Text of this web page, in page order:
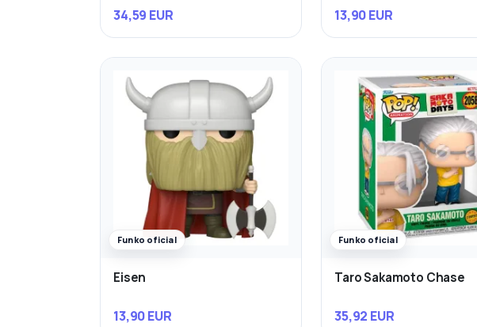
34,59 EUR 13,90 EUR
Funko oficial
Eisen
13,90 EUR
Funko oficial
Taro Sakamoto Chase
35,92 EUR